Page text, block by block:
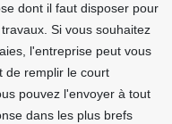
dont il faut disposer pour
Si vous souhaitez
l'entreprise peut vous
de remplir le court
pouvez l'envoyer à tout
dans les plus brefs